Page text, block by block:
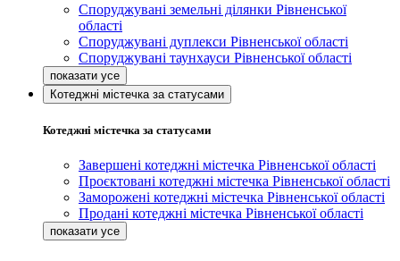
Споруджувані земельні ділянки Рівненської
області
Споруджувані дуплекси Рівненської області
Споруджувані таунхауси Рівненської області
Котеджні містечка за статусами
Котеджні містечка за статусами
Завершені котеджні містечка Рівненської області
Проєктовані котеджні містечка Рівненської області
Заморожені котеджні містечка Рівненської області
Продані котеджні містечка Рівненської області